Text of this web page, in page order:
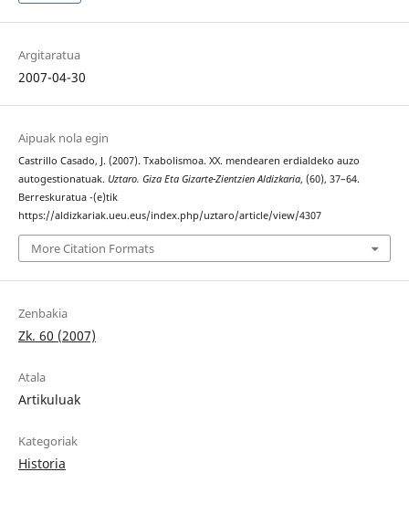
Argitaratua
2007-04-30
Aipuak nola egin
Castrillo Casado, J. (2007). Txabolismoa. XX. mendearen erdialdeko auzo
autogestionatuak. Uztaro. Giza Eta Gizarte-Zientzien Aldizkaria, (60), 37–64.
Berreskuratua -(e)tik
https://aldizkariak.ueu.eus/index.php/uztaro/article/view/4307
More Citation Formats
Zenbakia
Zk. 60 (2007)
Atala
Artikuluak
Kategoriak
Historia